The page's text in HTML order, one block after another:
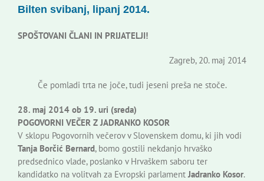
Korisne informacije
Bilten svibanj, lipanj 2014.
SPOŠTOVANI ČLANI IN PRIJATELJI!
Zagreb, 20. maj 2014
Če pomladi trta ne joče, tudi jeseni preša ne stoče.
28. maj 2014 ob 19. uri (sreda)
POGOVORNI VEČER Z JADRANKO KOSOR
V sklopu Pogovornih večerov v Slovenskem domu, ki jih vodi
Tanja Borčić Bernard, bomo gostili nekdanjo hrvaško
predsednico vlade, poslanko v Hrvaškem saboru ter
kandidatko na volitvah za Evropski parlamentJadranko Kosor.